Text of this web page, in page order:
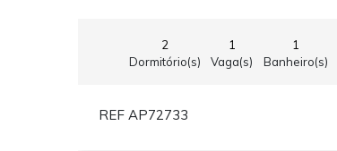
2
Dormitório(s)
1
Vaga(s)
1
Banheiro(s)
REF AP72733